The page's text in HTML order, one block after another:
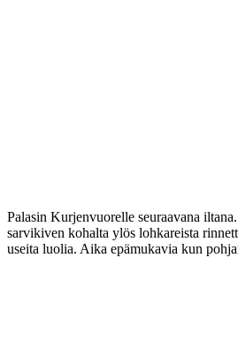
Palasin Kurjenvuorelle seuraavana
sarvikiven kohalta ylös lohkareista
useita luolia. Aika epämukavia kun